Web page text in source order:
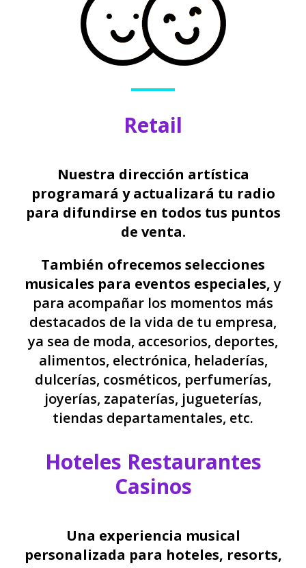
Retail
Nuestra dirección artística
programará y actualizará tu radio
para difundirse en todos tus puntos
de venta.
También ofrecemos selecciones
musicales para eventos especiales,y
para acompañar los momentos más
destacados de la vida de tu empresa,
ya sea de moda, accesorios, deportes,
alimentos, electrónica, heladerías,
dulcerías, cosméticos, perfumerías,
joyerías, zapaterías, jugueterías,
tiendas departamentales, etc.
Hoteles Restaurantes
Casinos
Una experiencia musical
personalizada para hoteles, resorts,